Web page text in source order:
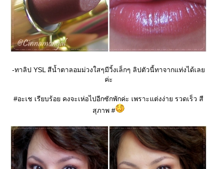
-ทาลิป YSL สีน้ำตาลอมม่วงใสๆมีวิ้งเล็กๆ ลิปตัวนี้ทาจากแท่งได้เล
ค่ะ
#อะเช เรียบร้อย คงจะเห่อไปอีกซักพักค่ะ เพราะแต่งง่าย รวดเร็ว สี
สุภาพ #